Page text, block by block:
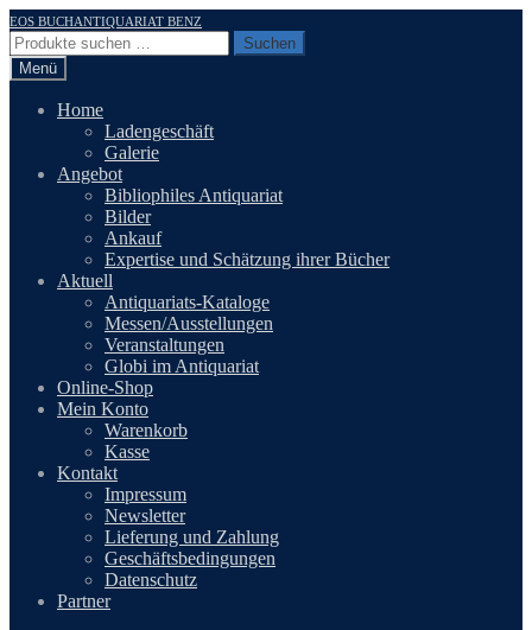
Zur
Navigation
springen
Zum
Inhalt
springen
EOS BUCHANTIQUARIAT BENZ
Suchen
nach:
Suchen
Menü
Home
Ladengeschäft
Galerie
Angebot
Bibliophiles Antiquariat
Bilder
Ankauf
Expertise und Schätzung ihrer Bücher
Aktuell
Antiquariats-Kataloge
Messen/Ausstellungen
Veranstaltungen
Globi im Antiquariat
Online-Shop
Mein Konto
Warenkorb
Kasse
Kontakt
Impressum
Newsletter
Lieferung und Zahlung
Geschäftsbedingungen
Datenschutz
Partner